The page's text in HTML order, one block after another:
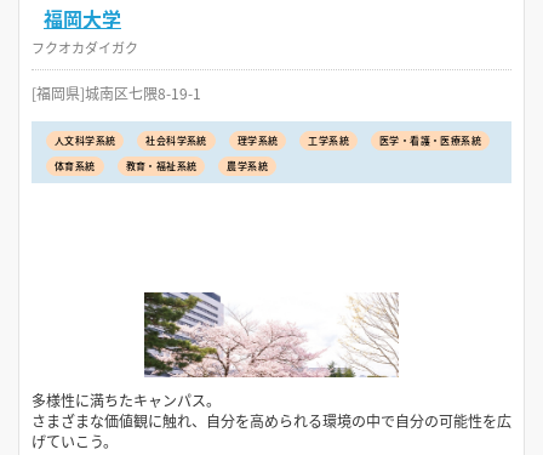
福岡大学
フクオカダイガク
[福岡県]城南区七隈8-19-1
人文科学系統 社会科学系統 理学系統 工学系統
医学・看護・医療系統
体育系統
教育・福祉系統 農学系統
多様性に満ちたキャンパス。
さまざまな価値観に触れ、自分を高められる環境の中で自分の可能性を広
げていこう。